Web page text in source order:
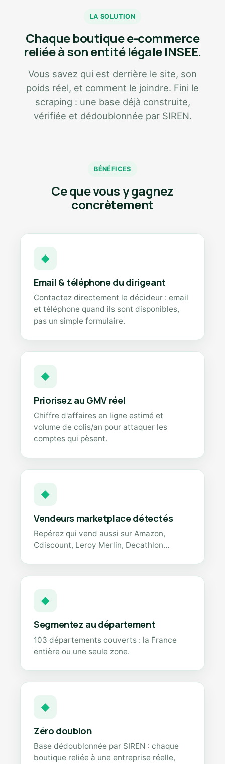
LA SOLUTION
Chaque boutique e-commerce
reliée à son entité légale INSEE.
Vous savez qui est derrière le site, son
poids réel, et comment le joindre. Fini le
scraping : une base déjà construite,
vérifiée et dédoublonnée par SIREN.
BÉNÉFICES
Ce que vous y gagnez
concrètement
◆
Email & téléphone du dirigeant
Contactez directement le décideur : email
et téléphone quand ils sont disponibles,
pas un simple formulaire.
◆
Priorisez au GMV réel
Chiffre d'affaires en ligne estimé et
volume de colis/an pour attaquer les
comptes qui pèsent.
◆
Vendeurs marketplace détectés
Repérez qui vend aussi sur Amazon,
Cdiscount, Leroy Merlin, Decathlon…
◆
Segmentez au département
103 départements couverts : la France
entière ou une seule zone.
◆
Zéro doublon
Base dédoublonnée par SIREN : chaque
boutique reliée à une entreprise réelle,